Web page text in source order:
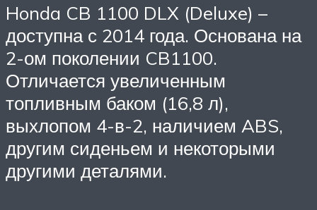
Honda CB 1100 DLX (Deluxe) –
доступна с 2014 года. Основана на
2-ом поколении CB1100.
Отличается увеличенным
топливным баком (16,8 л),
выхлопом 4-в-2, наличием ABS,
другим сиденьем и некоторыми
другими деталями.